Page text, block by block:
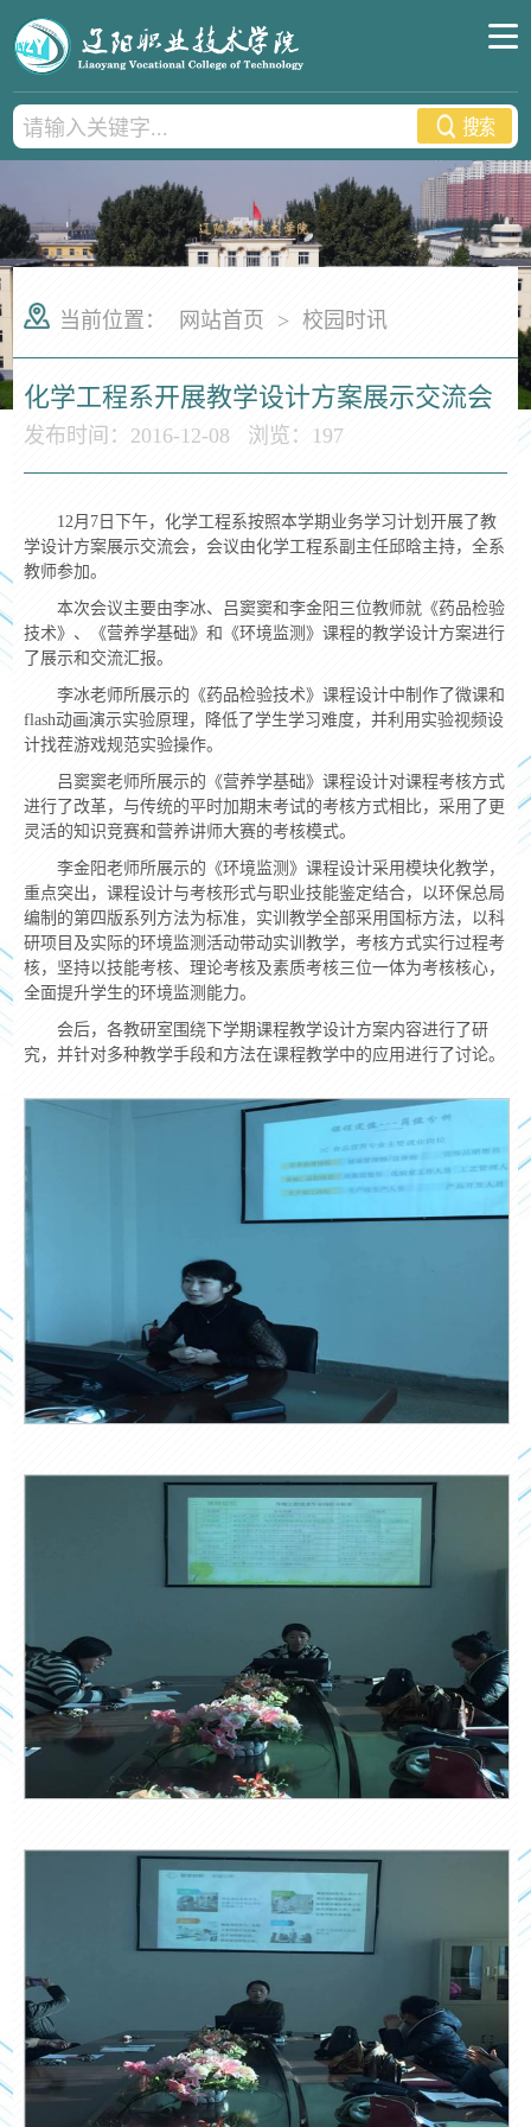
当前位置： 网站首页 > 校园时讯
化学工程系开展教学设计方案展示交流会
发布时间：2016-12-08 浏览： 197
12月7日下午，化学工程系按照本学期业务学习计划开展了教
学设计方案展示交流会，会议由化学工程系副主任邱晗主持，全系
教师参加。
本次会议主要由李冰、吕窦窦和李金阳三位教师就《药品检验
技术》、《营养学基础》和《环境监测》课程的教学设计方案进行
了展示和交流汇报。
李冰老师所展示的《药品检验技术》课程设计中制作了微课和
flash动画演示实验原理，降低了学生学习难度，并利用实验视频设
计找茬游戏规范实验操作。
吕窦窦老师所展示的《营养学基础》课程设计对课程考核方式
进行了改革，与传统的平时加期末考试的考核方式相比，采用了更
灵活的知识竞赛和营养讲师大赛的考核模式。
李金阳老师所展示的《环境监测》课程设计采用模块化教学，
重点突出，课程设计与考核形式与职业技能鉴定结合，以环保总局
编制的第四版系列方法为标准，实训教学全部采用国标方法，以科
研项目及实际的环境监测活动带动实训教学，考核方式实行过程考
核，坚持以技能考核、理论考核及素质考核三位一体为考核核心，
全面提升学生的环境监测能力。
会后，各教研室围绕下学期课程教学设计方案内容进行了研
究，并针对多种教学手段和方法在课程教学中的应用进行了讨论。